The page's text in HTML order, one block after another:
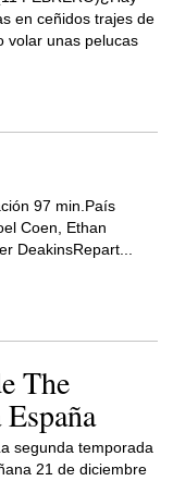
en ceñidos trajes de
volar unas pelucas
97 min.País
Coen, Ethan
DeakinsRepart...
The
segunda temporada
21 de diciembre